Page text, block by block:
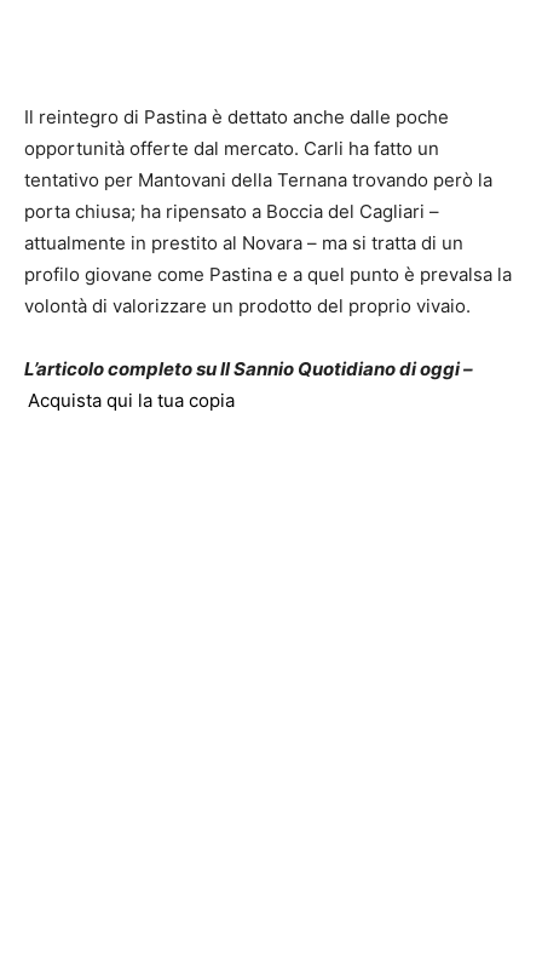
Il reintegro di Pastina è dettato anche dalle poche
opportunità offerte dal mercato. Carli ha fatto un
tentativo per Mantovani della Ternana trovando però la
porta chiusa; ha ripensato a Boccia del Cagliari –
attualmente in prestito al Novara – ma si tratta di un
profilo giovane come Pastina e a quel punto è prevalsa la
volontà di valorizzare un prodotto del proprio vivaio.
L’articolo completo su Il Sannio Quotidiano di oggi –
Acquista qui la tua copia